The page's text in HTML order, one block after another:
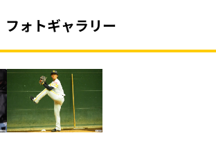
フォトギャラリー